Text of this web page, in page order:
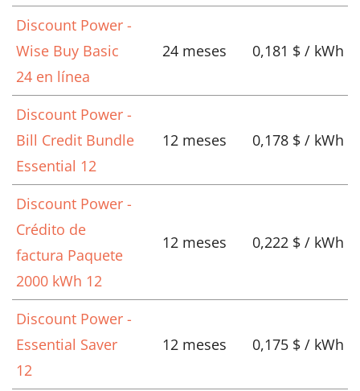
Discount Power -
Wise Buy Basic
24 en línea
24 meses 0,181 $ / kWh
Discount Power -
Bill Credit Bundle
Essential 12
12 meses 0,178 $ / kWh
Discount Power -
Crédito de
factura Paquete
2000 kWh 12
12 meses 0,222 $ / kWh
Discount Power -
Essential Saver
12
12 meses 0,175 $ / kWh